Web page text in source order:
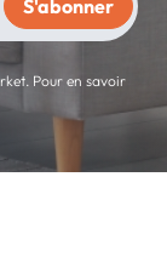
Pour en savoir